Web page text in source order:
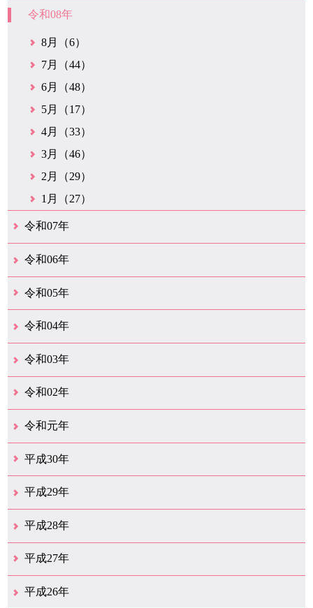
令和08年
8月（6）
7月（44）
6月（48）
5月（17）
4月（33）
3月（46）
2月（29）
1月（27）
令和07年
12月（51）
11月（42）
10月（35）
9月（35）
8月（26）
7月（25）
6月（37）
5月（26）
4月（35）
3月（33）
2月（35）
1月（24）
令和06年
12月（45）
11月（37）
10月（31）
9月（29）
8月（35）
7月（29）
6月（33）
5月（31）
4月（46）
3月（52）
2月（21）
1月（72）
令和05年
12月（37）
11月（31）
10月（30）
9月（30）
8月（26）
7月（29）
6月（19）
5月（27）
4月（28）
3月（39）
2月（21）
1月（23）
令和04年
12月（41）
11月（21）
10月（32）
9月（33）
8月（31）
7月（25）
6月（29）
5月（16）
4月（48）
3月（42）
2月（23）
1月（31）
令和03年
12月（26）
11月（25）
10月（18）
9月（33）
8月（25）
7月（28）
6月（24）
5月（24）
4月（35）
3月（68）
2月（18）
1月（44）
令和02年
12月（39）
11月（18）
10月（25）
9月（20）
8月（31）
7月（28）
6月（41）
5月（36）
4月（49）
3月（68）
2月（38）
1月（12）
令和元年
12月（19）
11月（19）
10月（32）
9月（22）
8月（15）
7月（18）
6月（24）
5月（11）
4月（41）
3月（19）
2月（10）
1月（8）
平成30年
12月（15）
11月（11）
10月（17）
9月（14）
8月（11）
7月（41）
6月（12）
5月（13）
4月（21）
3月（35）
2月（12）
1月（11）
平成29年
12月（12）
11月（11）
10月（16）
9月（19）
8月（15）
7月（19）
6月（4）
5月（9）
4月（6）
3月（9）
2月（1）
1月（4）
平成28年
12月（6）
11月（7）
10月（10）
9月（11）
8月（5）
7月（10）
6月（9）
5月（8）
4月（20）
3月（31）
2月（11）
1月（6）
平成27年
12月（15）
11月（9）
10月（6）
9月（9）
8月（3）
7月（10）
6月（14）
5月（10）
4月（23）
3月（29）
2月（17）
1月（9）
平成26年